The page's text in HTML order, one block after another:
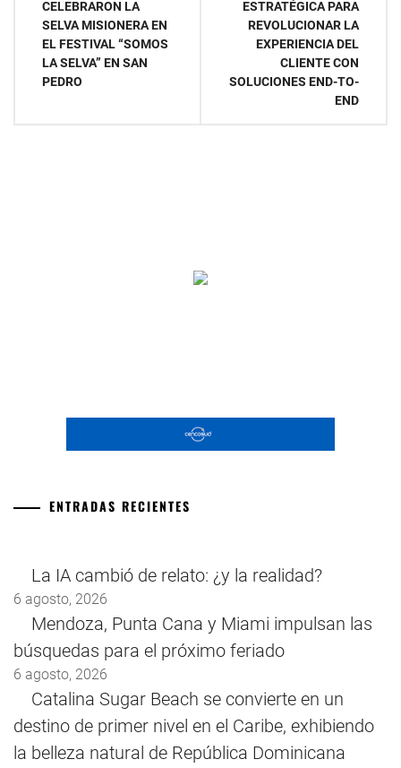
entradas
CELEBRARON LA
SELVA MISIONERA EN
EL FESTIVAL “SOMOS
LA SELVA” EN SAN
PEDRO
ESTRATÉGICA PARA
REVOLUCIONAR LA
EXPERIENCIA DEL
CLIENTE CON
SOLUCIONES END-TO-
END
ENTRADAS RECIENTES
La IA cambió de relato: ¿y la realidad?
6 agosto, 2026
Mendoza, Punta Cana y Miami impulsan las
búsquedas para el próximo feriado
6 agosto, 2026
Catalina Sugar Beach se convierte en un
destino de primer nivel en el Caribe, exhibiendo
la belleza natural de República Dominicana